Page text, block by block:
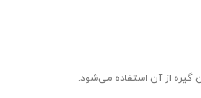
گیره از آن استفاده می‌شود.